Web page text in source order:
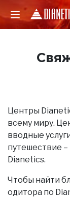
Центры
всему миру.
вводные
путешествие
Dianetics.
Чтобы найти
одитора по